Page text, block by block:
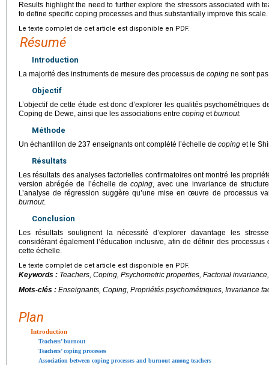
Results highlight the need to further explore the stressors associated with
to define specific coping processes and thus substantially improve this scale.
Le texte complet de cet article est disponible en PDF.
Résumé
Introduction
La majorité des instruments de mesure des processus de coping ne sont
Objectif
L’objectif de cette étude est donc d’explorer les qualités psychométriques
Coping de Dewe, ainsi que les associations entre coping etburnout.
Méthode
Un échantillon de 237 enseignants ont complété l’échelle de coping et le
Résultats
Les résultats des analyses factorielles confirmatoires ont montré les
version abrégée de l’échelle de coping, avec une invariance de
L’analyse de régression suggère qu’une mise en œuvre de processus
burnout.
Conclusion
Les résultats soulignent la nécessité d’explorer davantage les
considérant également l’éducation inclusive, afin de définir des processus
cette échelle.
Le texte complet de cet article est disponible en PDF.
Keywords : Teachers, Coping, Psychometric properties, Factorial
Mots-clés : Enseignants, Coping, Propriétés psychométriques, Invariance
Plan
Introduction
Teachers’ burnout
Teachers’ coping processes
Association between coping processes and burnout among teachers